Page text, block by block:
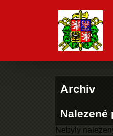
Archiv
Nalezené
Nebyly